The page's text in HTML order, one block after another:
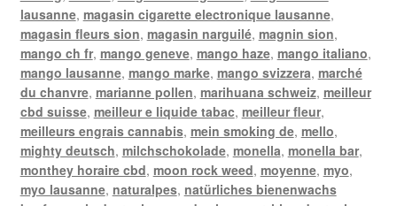
lausanne, magasin cigarette electronique lausanne,
magasin fleurs sion, magasin narguilé, magnin sion,
mango ch fr, mango geneve, mango haze, mango italiano,
mango lausanne, mango marke, mango svizzera, marché
du chanvre, marianne pollen, marihuana schweiz, meilleur
cbd suisse, meilleur e liquide tabac, meilleur fleur,
meilleurs engrais cannabis, mein smoking de, mello,
mighty deutsch, milchschokolade, monella, monella bar,
monthey horaire cbd, moon rock weed, moyenne, myo,
myo lausanne, naturalpes, natürliches bienenwachs